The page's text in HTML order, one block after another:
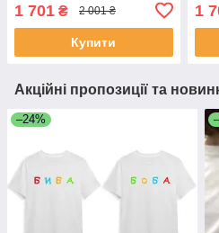
1 701 ₴ 2 001 ₴
Купити
1
Акційні пропозиції та
–24%